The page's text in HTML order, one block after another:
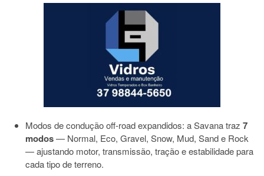
Modos de condução off-road expandidos: a Savana traz7
modos— Normal, Eco, Gravel, Snow, Mud, Sand e Rock
— ajustando motor, transmissão, tração e estabilidade para
cada tipo de terreno.